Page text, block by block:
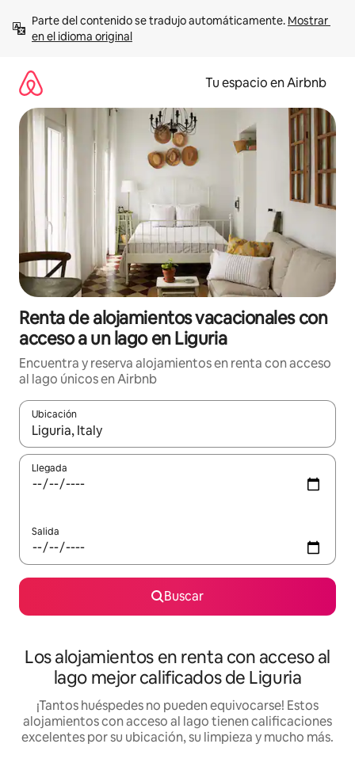
contenido
Parte del contenido se tradujo automáticamente. Mostrar
en el idioma original
Tu espacio en Airbnb
Renta de alojamientos vacacionales con
acceso a un lago en Liguria
Encuentra y reserva alojamientos en renta con acceso
al lago únicos en Airbnb
Ubicación
Cuando los resultados estén disponibles, podrás navegar
Llegada
Salida
Buscar
Los alojamientos en renta con acceso al
lago mejor calificados de Liguria
¡Tantos huéspedes no pueden equivocarse! Estos
alojamientos con acceso al lago tienen calificaciones
excelentes por su ubicación, su limpieza y mucho más.